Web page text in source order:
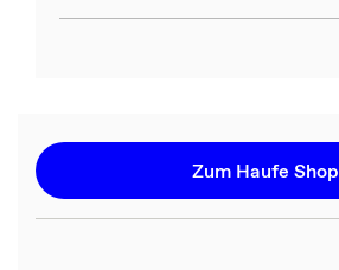
Zum Haufe Shop